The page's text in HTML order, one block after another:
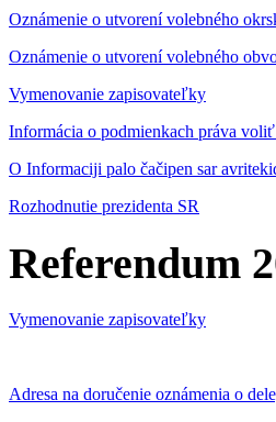
Oznámenie o utvorení volebného
Oznámenie o utvorení volebného
Vymenovanie zapisovateľky
Informácia o podmienkach práva
O Informaciji palo čačipen sar
Rozhodnutie prezidenta SR
Referendum
Vymenovanie zapisovateľky
Adresa na doručenie oznámenia o